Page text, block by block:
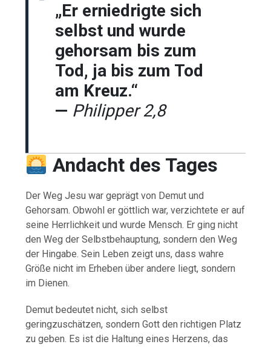
„Er erniedrigte sich
selbst und wurde
gehorsam bis zum
Tod, ja bis zum Tod
am Kreuz.“
— Philipper 2,8
Andacht des Tages
Der Weg Jesu war geprägt von Demut und
Gehorsam. Obwohl er göttlich war, verzichtete er auf
seine Herrlichkeit und wurde Mensch. Er ging nicht
den Weg der Selbstbehauptung, sondern den Weg
der Hingabe. Sein Leben zeigt uns, dass wahre
Größe nicht im Erheben über andere liegt, sondern
im Dienen.
Demut bedeutet nicht, sich selbst
geringzuschätzen, sondern Gott den richtigen Platz
zu geben. Es ist die Haltung eines Herzens, das